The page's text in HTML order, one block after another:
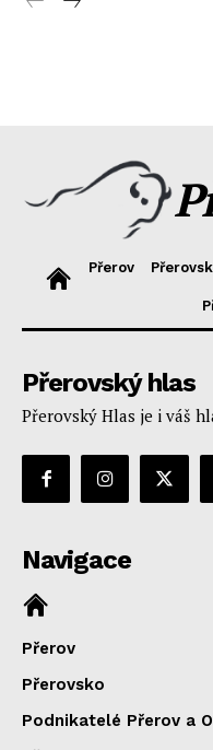
Přerov
Přerovský hlas
Přerovský Hlas je i váš
Navigace
Přerov
Přerovsko
Podnikatelé Přerov a